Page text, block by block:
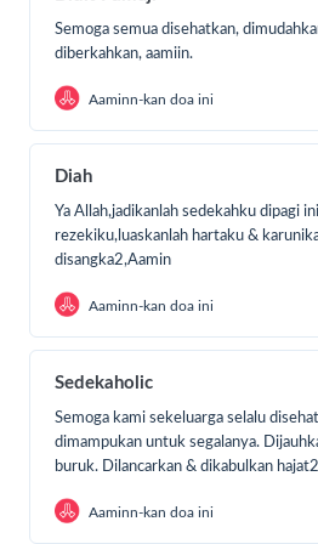
Pilih metode pembayaran GO-
LinkAja, DANA, atau Transfer
nomor rekening tertera
Tak hanya mendoakan dan
dapat membagikan galangan dana
orang membantu dhuafa sakit
kesembuhannya.
Terima kasih, Sedekaholic!
Disclaimer:
Donasi yang terkumpul akan
membutuhkan, serta membantu
Sedekah Rombongan dalam
Semoga semua disehatkan,
diberkahkan, aamiin.
Aaminn-kan doa ini
Diah
Ya Allah,jadikanlah sedekahku dipagi
rezekiku,luaskanlah hartaku &
disangka2,Aamin
Aaminn-kan doa ini
Sedekaholic
Semoga kami sekeluarga selalu
dimampukan untuk segalanya.
buruk. Dilancarkan & dikabulkan
Aaminn-kan doa ini